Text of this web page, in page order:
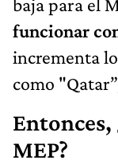
baja para el
funcionar
incrementa
como
Entonces,
MEP?